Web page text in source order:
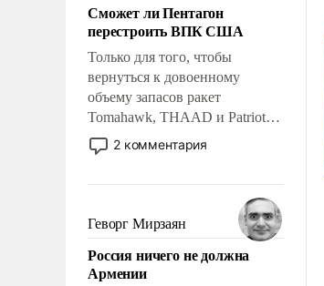
Сможет ли Пентагон
перестроить ВПК США
Только для того, чтобы
вернуться к довоенному
объему запасов ракет
Tomahawk, THAAD и Patriot
США потребуется более трех
лет. Даже небольшая война с
Сложившаяся ситуация
означает многолетний период
уязвимости США, например,
перед Китаем.
2 комментария
Геворг Мирзаян
Россия ничего не должна
Армении